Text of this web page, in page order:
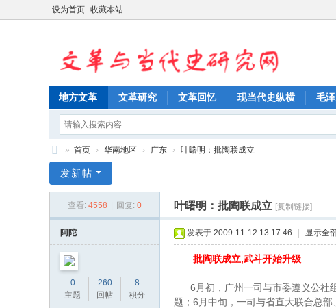
设为首页 收藏本站
地方文革 文革研究 文革回忆 现当代史纵横 毛
革
» 首页 › 华南地区 › 广东 › 叶曙明：批陶联成立
发新帖
查看: 4558 回复: 0 叶曙明：批陶联成立 [复制链接]
阿陀
0
主题
260
回帖
8
积分
发表于 2009-11-12 13:17:46 显示全
批陶联成立,武斗开始升级
6 月初，广州一司与市委遵义公社
题； 6 月中旬，一司与省直大联合总